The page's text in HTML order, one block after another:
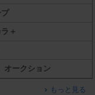
＋
オークション
もっと見る